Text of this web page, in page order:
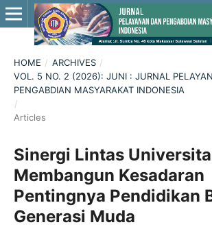
HOME / ARCHIVES /
VOL. 5 NO. 2 (2026): JUNI : JURNAL
PENGABDIAN MASYARAKAT INDONESIA
/
Articles
Sinergi Lintas
Membangun Kesadaran
Pentingnya Pendidikan
Generasi Muda